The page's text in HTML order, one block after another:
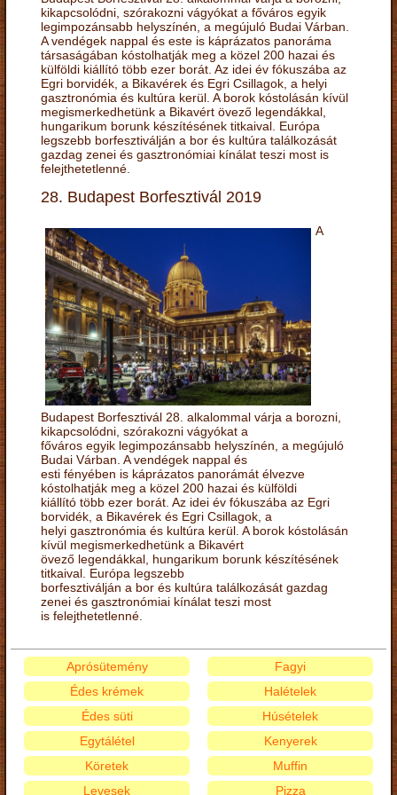
kikapcsolódni, szórakozni vágyókat a főváros egyik
legimpozánsabb helyszínén, a megújuló Budai Várban.
A vendégek nappal és este is káprázatos panoráma
társaságában kóstolhatják meg a közel 200 hazai és
külföldi kiállító több ezer borát. Az idei év fókuszába az
Egri borvidék, a Bikavérek és Egri Csillagok, a helyi
gasztronómia és kultúra kerül. A borok kóstolásán kívül
megismerkedhetünk a Bikavért övező legendákkal,
hungarikum borunk készítésének titkaival. Európa
legszebb borfesztiválján a bor és kultúra találkozását
gazdag zenei és gasztronómiai kínálat teszi most is
felejthetetlenné.
28. Budapest Borfesztivál 2019
A
Budapest Borfesztivál 28. alkalommal várja a borozni,
kikapcsolódni, szórakozni vágyókat a
főváros egyik legimpozánsabb helyszínén, a megújuló
Budai Várban. A vendégek nappal és
esti fényében is káprázatos panorámát élvezve
kóstolhatják meg a közel 200 hazai és külföldi
kiállító több ezer borát. Az idei év fókuszába az Egri
borvidék, a Bikavérek és Egri Csillagok, a
helyi gasztronómia és kultúra kerül. A borok kóstolásán
kívül megismerkedhetünk a Bikavért
övező legendákkal, hungarikum borunk készítésének
titkaival. Európa legszebb
borfesztiválján a bor és kultúra találkozását gazdag
zenei és gasztronómiai kínálat teszi most
is felejthetetlenné.
Aprósütemény
Édes krémek
Édes süti
Egytálétel
Fagyi
Halételek
Húsételek
Kenyerek
Köretek
Levesek
Muffin
Pizza